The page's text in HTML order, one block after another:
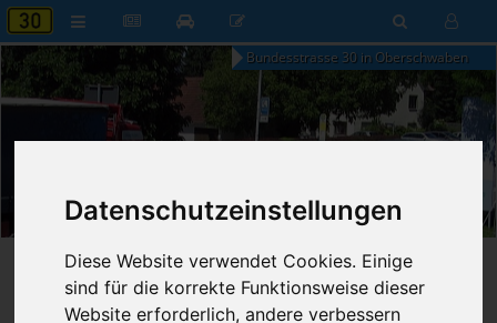
Datenschutzeinstellungen
Diese Website verwendet Cookies. Einige
sind für die korrekte Funktionsweise dieser
Website erforderlich, andere verbessern
Bundesstrasse 30 in Oberschwaben
Samstag, 8. August 2026
Startseite»B30 aktuell »Nachrichten